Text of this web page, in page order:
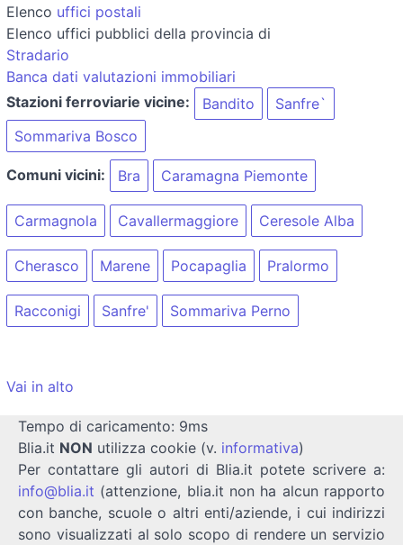
Elenco uffici postali
Elenco uffici pubblici della provincia di
Stradario
Banca dati valutazioni immobiliari
Stazioni ferroviarie vicine:
Bandito
Sanfre`
Sommariva Bosco
Comuni vicini: Bra Caramagna Piemonte
Carmagnola Cavallermaggiore Ceresole Alba
Cherasco Marene Pocapaglia Pralormo
Racconigi Sanfre' Sommariva Perno
Vai in alto
Tempo di caricamento: 9ms
Blia.it NON utilizza cookie (v. informativa)
Per contattare gli autori di Blia.it potete scrivere a:
info@blia.it (attenzione, blia.it non ha alcun rapporto
con banche, scuole o altri enti/aziende, i cui indirizzi
sono visualizzati al solo scopo di rendere un servizio